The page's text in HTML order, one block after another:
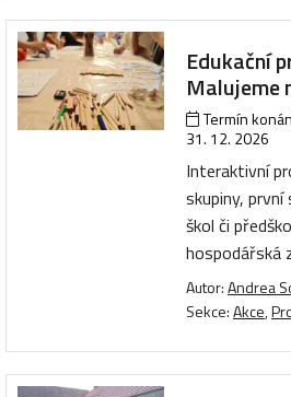
Edukační
Malujeme
Termín
31. 12. 2026
Interaktivní
skupiny,
škol či
hospodářská
Autor:Andrea
Sekce:Akce,